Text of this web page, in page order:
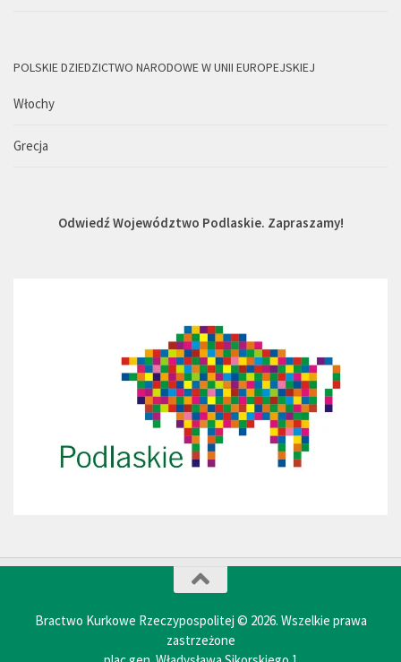
POLSKIE DZIEDZICTWO NARODOWE W UNII EUROPEJSKIEJ
Włochy
Grecja
Odwiedź Województwo Podlaskie. Zapraszamy!
Bractwo Kurkowe Rzeczypospolitej © 2026. Wszelkie prawa
zastrzeżone